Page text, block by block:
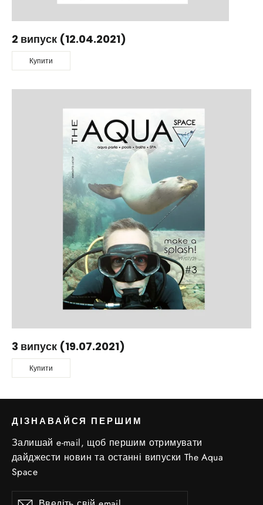
2 випуск (12.04.2021)
Купити
3 випуск (19.07.2021)
Купити
ДІЗНАВАЙСЯ ПЕРШИМ
Залишай e-mail, щоб першим отримувати
дайджести новин та останні випуски The Aqua
Space
Введіть